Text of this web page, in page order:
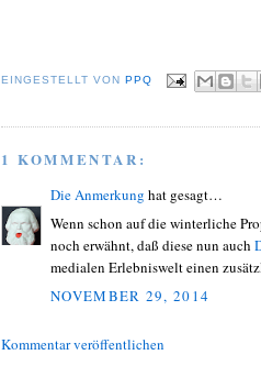
EINGESTELLT VON PPQ
1 KOMMENTAR:
Die Anmerkung hat gesagt…
Wenn schon auf die winterliche
noch erwähnt, daß diese nun auch
medialen Erlebniswelt einen
NOVEMBER 29, 2014
Kommentar veröffentlichen